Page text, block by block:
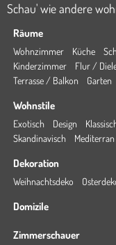
Schau' wie andere
Räume
Wohnzimmer Küche
Kinderzimmer
Flur /
Terrasse / Balkon
Garten
Wohnstile
Exotisch Design
Skandinavisch
Mediterran
Dekoration
Weihnachtsdeko
Domizile
Zimmerschauer